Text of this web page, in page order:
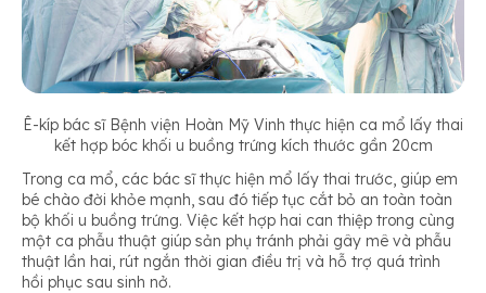
Ê-kíp bác sĩ Bệnh viện Hoàn Mỹ Vinh thực hiện ca mổ lấy thai
kết hợp bóc khối u buồng trứng kích thước gần 20cm
Trong ca mổ, các bác sĩ thực hiện mổ lấy thai trước, giúp em
bé chào đời khỏe mạnh, sau đó tiếp tục cắt bỏ an toàn toàn
bộ khối u buồng trứng. Việc kết hợp hai can thiệp trong cùng
một ca phẫu thuật giúp sản phụ tránh phải gây mê và phẫu
thuật lần hai, rút ngắn thời gian điều trị và hỗ trợ quá trình
hồi phục sau sinh nở.